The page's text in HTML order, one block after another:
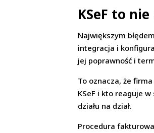
KSeF to
Największym
integracja i
jej poprawność i
To oznacza, że
KSeF i kto reaguje
działu na dział.
Procedura